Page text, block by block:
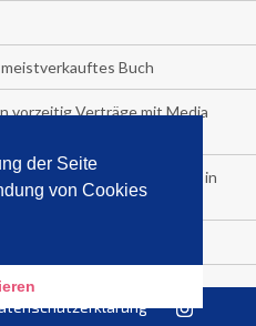
der Seite
von Cookies
Buch
vorzeitig Verträge mit Media
Hörbuch-Downloads in
Kollegah